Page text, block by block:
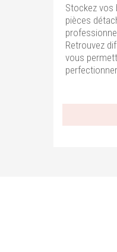
Stockez vos
pièces
Retrouvez
vous